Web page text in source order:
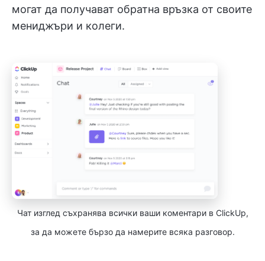
могат да получават обратна връзка от своите
мениджъри и колеги.
Чат изглед съхранява всички ваши коментари в ClickUp,
за да можете бързо да намерите всяка разговор.